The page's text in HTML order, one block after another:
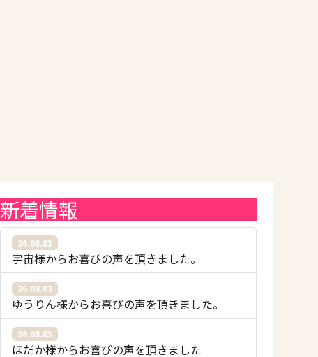
新着情報
26.08.03
宇宙様からお喜びの声を頂きました。
26.08.03
ゆうりん様からお喜びの声を頂きました。
26.08.03
ほだか様からお喜びの声を頂きました